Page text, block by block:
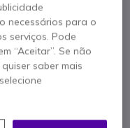
de walkie talkies, 2
necessários para o
serviços. Pode
“Aceitar”. Se não
saber mais